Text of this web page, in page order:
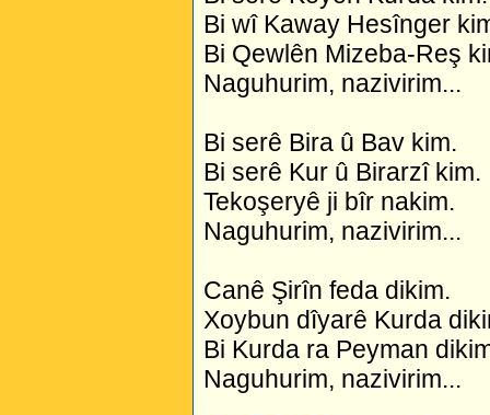
Bi wî Kaway Hesînger
Bi Qewlên Mizeba-Reş
Naguhurim, nazivirim...
Bi serê Bira û Bav kim.
Bi serê Kur û Birarzî kim.
Tekoşeryê ji bîr nakim.
Naguhurim, nazivirim...
Canê Şirîn feda dikim.
Xoybun dîyarê Kurda
Bi Kurda ra Peyman
Naguhurim, nazivirim...